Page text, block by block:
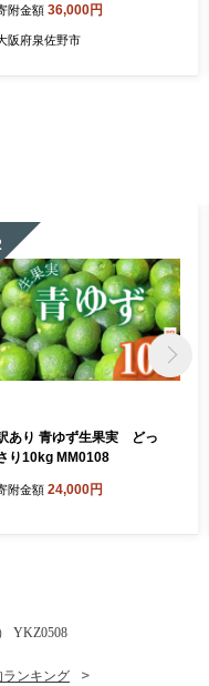
り サイズ不揃い】 G4732
附金額 36,000円
阪府泉佐野市
あり 青ゆず生果実 どっ
り10kg MM0108
附金額 24,000円
YKZ0508
ランキング